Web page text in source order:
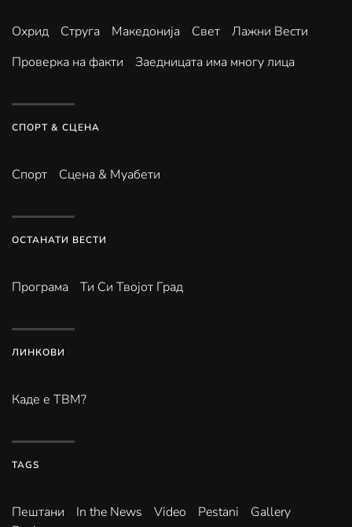
Охрид Струга Македонија Свет
Лажни Вести
Проверка на факти
Заедницата има многу лица
СПОРТ & СЦЕНА
Спорт Сцена & Муабети
ОСТАНАТИ ВЕСТИ
Програма Ти Си Твојот Град
ЛИНКОВИ
Каде е ТВМ?
TAGS
Пештани In the News Video Pestani
Gallery